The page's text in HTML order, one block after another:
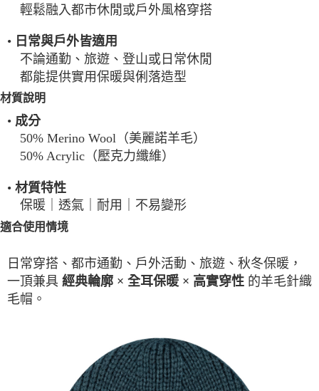
輕鬆融入都市休閒或戶外風格穿搭
• 日常與戶外皆適用
不論通勤、旅遊、登山或日常休閒
都能提供實用保暖與俐落造型
材質說明
• 成分
50% Merino Wool（美麗諾羊毛）
50% Acrylic（壓克力纖維）
• 材質特性
保暖｜透氣｜耐用｜不易變形
適合使用情境
日常穿搭、都市通勤、戶外活動、旅遊、秋冬保暖，
一頂兼具 經典輪廓 × 全耳保暖 × 高實穿性 的羊毛針織
毛帽。